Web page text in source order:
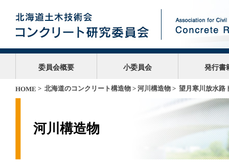
委員会概要 小委員会 発行書
HOME >北海道のコンクリート構造物>河川構造物> 望月寒川放水路
河川構造物